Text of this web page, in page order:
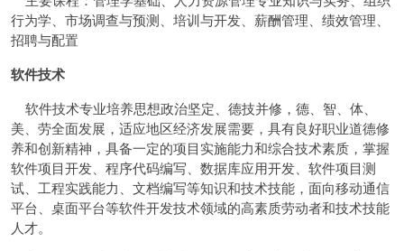
行为学、市场调查与预测、培训与开发、薪酬管理、绩效管理、
招聘与配置
软件技术
软件技术专业培养思想政治坚定、德技并修，德、智、体、
美、劳全面发展，适应地区经济发展需要，具有良好职业道德修
养和创新精神，具备一定的项目实施能力和综合技术素质，掌握
软件项目开发、程序代码编写、数据库应用开发、软件项目测
试、工程实践能力、文档编写等知识和技术技能，面向移动通信
平台、桌面平台等软件开发技术领域的高素质劳动者和技术技能
人才。